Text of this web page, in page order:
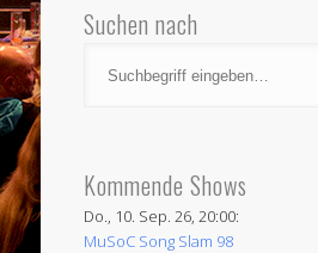
Suchen nach
Kommende Shows
Do., 10. Sep. 26, 20:00:
MuSoC Song Slam 98